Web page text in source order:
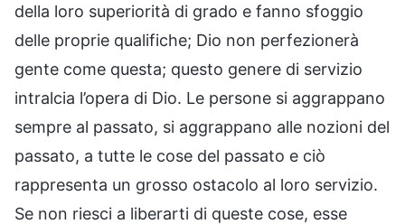
della loro superiorità di grado e fanno sfoggio
delle proprie qualifiche; Dio non perfezionerà
gente come questa; questo genere di servizio
intralcia l’opera di Dio. Le persone si aggrappano
sempre al passato, si aggrappano alle nozioni del
passato, a tutte le cose del passato e ciò
rappresenta un grosso ostacolo al loro servizio.
Se non riesci a liberarti di queste cose, esse